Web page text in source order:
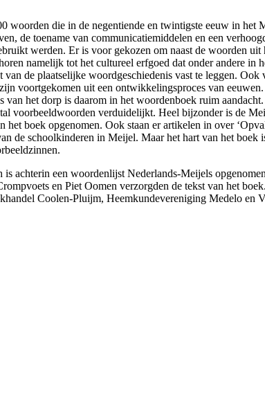
woorden die in de negentiende en twintigste eeuw in
de toename van communicatiemiddelen en een
werden. Er is voor gekozen om naast de woorden
namelijk tot het cultureel erfgoed dat onder andere
de plaatselijke woordgeschiedenis vast te leggen.
voortgekomen uit een ontwikkelingsproces van
het dorp is daarom in het woordenboek ruim
voorbeeldwoorden verduidelijkt. Heel bijzonder is de
boek opgenomen. Ook staan er artikelen in over
de schoolkinderen in Meijel. Maar het hart van het
achterin een woordenlijst Nederlands-Meijels
en Piet Oomen verzorgden de tekst van het boek.
Coolen-Pluijm, Heemkundevereniging Medelo en